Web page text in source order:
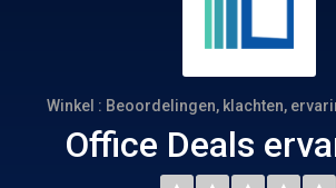
Winkel : Beoordelingen, klachten,
Office Deals